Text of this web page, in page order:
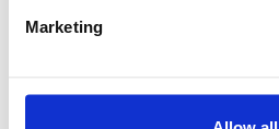
Marketing